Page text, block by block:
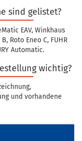
sind gelistet?
EAV, Winkhaus
Roto Eneo C, FUHR
Automatic.
wichtig?
und vorhandene